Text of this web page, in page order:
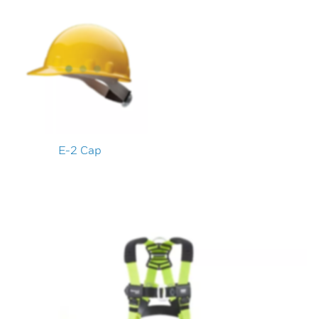
E-2 Cap